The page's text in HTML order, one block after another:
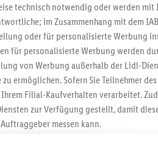
€ Versand
Jetzt zum Newsletter anmelden
Gutschein sichern!
technisch notwendig oder werden mit
im Zusammenhang mit dem
oder für personalisierte Werbung
für personalisierte Werbung werden
von Werbung außerhalb der Lidl-
ermöglichen. Sofern Sie Teilnehmer
Filial-Kaufverhalten verarbeitet.
zur Verfügung gestellt, damit
messen kann.